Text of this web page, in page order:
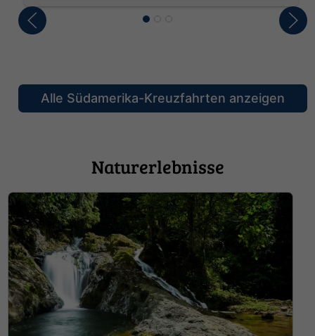
Alle Südamerika-Kreuzfahrten anzeigen
Naturerlebnisse